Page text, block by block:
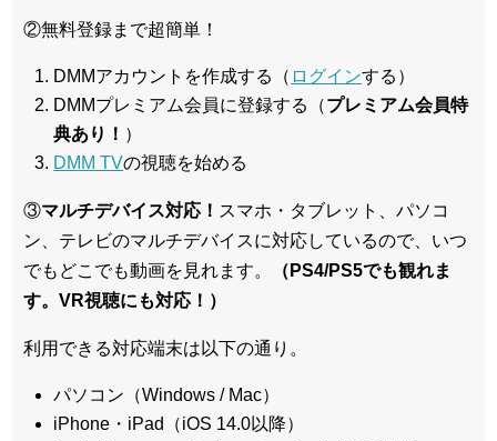
②無料登録まで超簡単！
DMMアカウントを作成する（ ログインする）
DMMプレミアム会員に登録する（プレミアム会員特
典あり！ ）
DMM TVの視聴を始める
③マルチデバイス対応！ スマホ・タブレット、パソコ
ン、テレビのマルチデバイスに対応しているので、いつ
でもどこでも動画を見れます。
（PS4/PS5でも観れま
す。VR視聴にも対応！）
利用できる対応端末は以下の通り。
パソコン（Windows / Mac）
iPhone・iPad（iOS 14.0以降）